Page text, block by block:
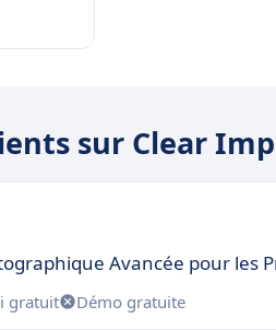
sur Clear
Avancée pour les
gratuit Démo gratuite